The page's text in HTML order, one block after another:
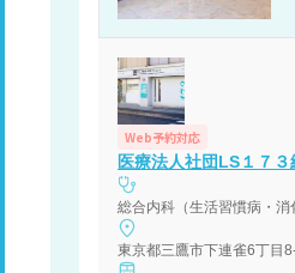
Web予約対応
医療法人社団LS１７
総合内科（生活習慣病・
東京都三鷹市下連雀6丁目